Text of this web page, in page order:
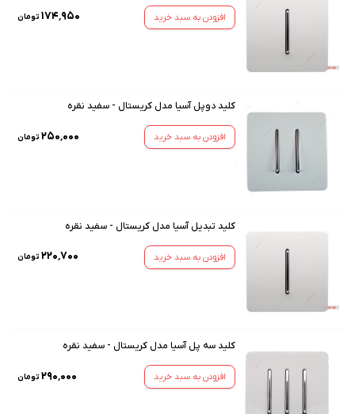
افزودن به سبد خرید ۱۷۴٬۹۵۰ تومان
کلید دوپل آسیا مدل کریستال - سفید نقره
افزودن به سبد خرید ۲۵۰٬۰۰۰ تومان
کلید تبدیل آسیا مدل کریستال - سفید نقره
افزودن به سبد خرید ۲۲۰٬۷۰۰ تومان
کلید سه پل آسیا مدل کریستال - سفید نقره
افزودن به سبد خرید ۲۹۰٬۰۰۰ تومان